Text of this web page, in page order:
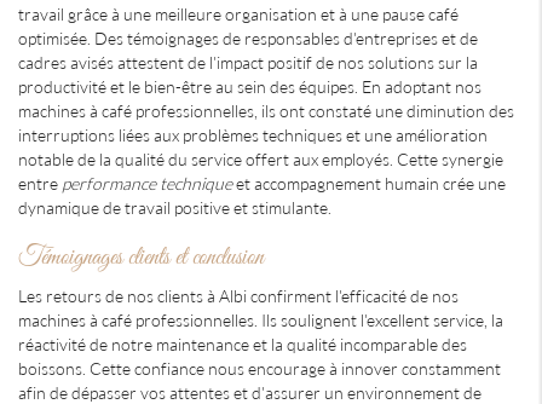
travail grâce à une meilleure organisation et à une pause café
optimisée. Des témoignages de responsables d'entreprises et de
cadres avisés attestent de l'impact positif de nos solutions sur la
productivité et le bien-être au sein des équipes. En adoptant nos
machines à café professionnelles, ils ont constaté une diminution des
interruptions liées aux problèmes techniques et une amélioration
notable de la qualité du service offert aux employés. Cette synergie
entre performance techniqueet accompagnement humain crée une
dynamique de travail positive et stimulante.
Témoignages clients et conclusion
Les retours de nos clients à Albi confirment l'efficacité de nos
machines à café professionnelles. Ils soulignent l'excellent service, la
réactivité de notre maintenance et la qualité incomparable des
boissons. Cette confiance nous encourage à innover constamment
afin de dépasser vos attentes et d'assurer un environnement de